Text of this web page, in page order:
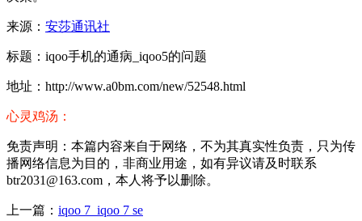
来源： 安莎通讯社
标题：iqoo手机的通病_iqoo5的问题
地址：http://www.a0bm.com/new/52548.html
心灵鸡汤：
免责声明：本篇内容来自于网络，不为其真实性负责，只为传
播网络信息为目的，非商业用途，如有异议请及时联系
btr2031@163.com，本人将予以删除。
上一篇： iqoo 7_iqoo 7 se